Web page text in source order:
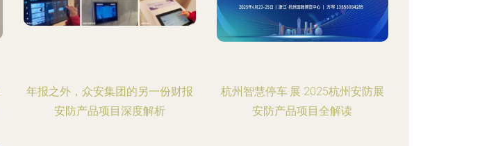
年报之外，众安集团的另一份财报
安防产品项目深度解析
杭州智慧停车·展 2025杭州安防展
安防产品项目全解读